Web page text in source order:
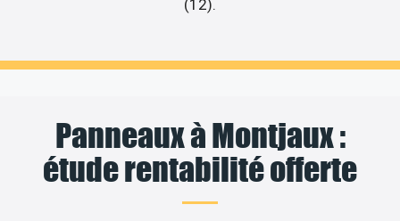
(12).
Panneaux à Montjaux :
étude rentabilité offerte